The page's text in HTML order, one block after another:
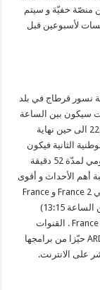
منصّة خفيّة و سيتم
لأسبوعين قبل
نسور قرطاج في بلد
سيكون بين الساعة
13:30 الى غاية الساعة 19:00 و انطلاقا من الساعة 22:30 الى حين نهاية
الثانية فيكون
النقل المباشر فيها بين منتصف النهار و 17:00 . موعد يومي لمدّة 52 دقيقة
انطلاقا من الساعة 21:30 لمواكبة أهم الأحداث و أقوى
اللّقطات . اما بفرنسا فسيكون النقل التلفزي على قناتي France 2 و France
3 ,France Ô France 4 Canal+ ,Canal+ sport (يوميا من الساعة 13:15)
Foot+ و Golf+. و ستكون كرة اليد من اختصاص قناة France Ô . القنوات
الألمانية اهتمت بالحدث أيضا و خصّصت قنوات ZDF و ARD حيّزا من برامجها
على الانترنت.